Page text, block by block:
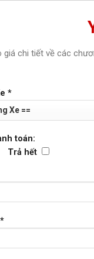
giá chi tiết về các
*
toán:
Trả hết